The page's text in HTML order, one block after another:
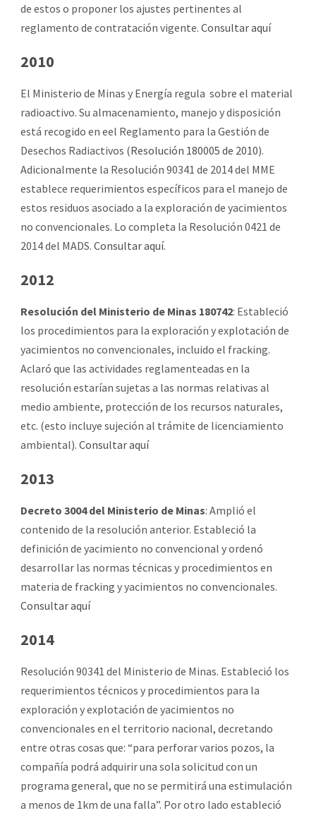
de estos o proponer los ajustes pertinentes al
reglamento de contratación vigente. Consultar aquí
2010
El Ministerio de Minas y Energía regula sobre el material
radioactivo. Su almacenamiento, manejo y disposición
está recogido en eel Reglamento para la Gestión de
Desechos Radiactivos (Resolución 180005 de 2010).
Adicionalmente la Resolución 90341 de 2014 del MME
establece requerimientos específicos para el manejo de
estos residuos asociado a la exploración de yacimientos
no convencionales. Lo completa la Resolución 0421 de
2014 del MADS. Consultar aquí.
2012
Resolución del Ministerio de Minas 180742: Estableció
los procedimientos para la exploración y explotación de
yacimientos no convencionales, incluido el fracking.
Aclaró que las actividades reglamenteadas en la
resolución estarían sujetas a las normas relativas al
medio ambiente, protección de los recursos naturales,
etc. (esto incluye sujeción al trámite de licenciamiento
ambiental). Consultar aquí
2013
Decreto 3004 del Ministerio de Minas: Amplió el
contenido de la resolución anterior. Estableció la
definición de yacimiento no convencional y ordenó
desarrollar las normas técnicas y procedimientos en
materia de fracking y yacimientos no convencionales.
Consultar aquí
2014
Resolución 90341 del Ministerio de Minas. Estableció los
requerimientos técnicos y procedimientos para la
exploración y explotación de yacimientos no
convencionales en el territorio nacional, decretando
entre otras cosas que: “para perforar varios pozos, la
compañía podrá adquirir una sola solicitud con un
programa general, que no se permitirá una estimulación
a menos de 1km de una falla”. Por otro lado estableció